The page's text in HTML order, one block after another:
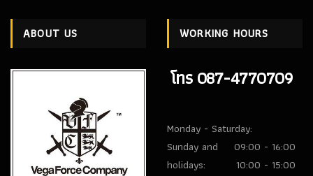
ABOUT US WORKING HOURS
โทร 087-4770709
Monday - Saturday:
09:00 - 16:00
Sunday and
holidays:
10:00 - 15:00